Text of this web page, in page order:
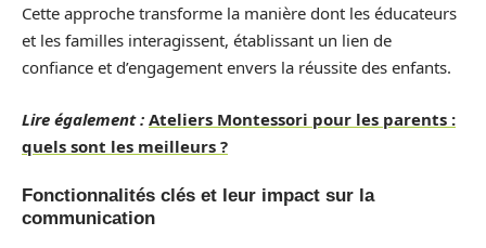
Cette approche transforme la manière dont les éducateurs
et les familles interagissent, établissant un lien de
confiance et d’engagement envers la réussite des enfants.
Lire également : Ateliers Montessori pour les parents :
quels sont les meilleurs ?
Fonctionnalités clés et leur impact sur la
communication